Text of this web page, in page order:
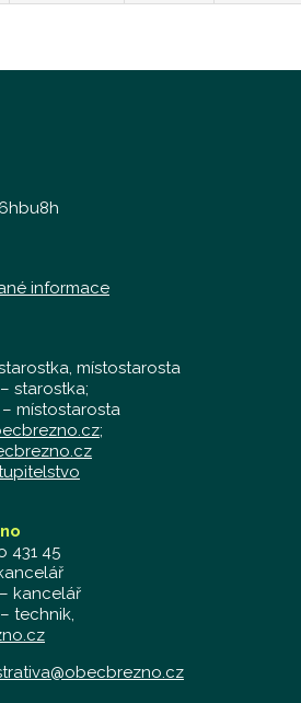
informace
místostarosta
starostka;
místostarosta
;
431 45
kancelář
technik,